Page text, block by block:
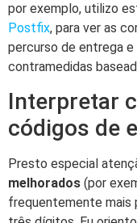
por exemplo, utilizo
Postfix, para ver as
percurso de entrega
contramedidas
Interpretar
códigos de
Presto especial
melhorados (por
frequentemente mais